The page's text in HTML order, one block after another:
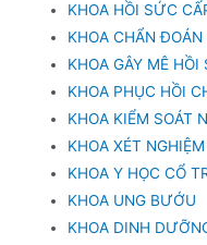
KHOA HỒI SỨC
KHOA CHẨN ĐOÁN
KHOA GÂY MÊ HỒI
KHOA PHỤC HỒI
KHOA KIỂM SOÁT
KHOA XÉT NGHIỆM
KHOA Y HỌC CỔ
KHOA UNG BƯỚU
KHOA DINH